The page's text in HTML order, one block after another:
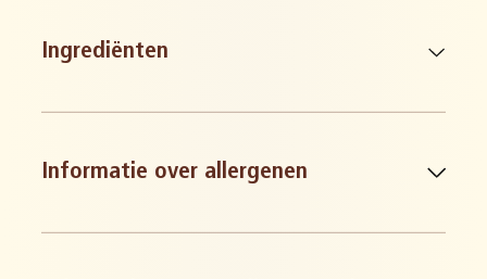
Ingrediënten
Informatie over allergenen